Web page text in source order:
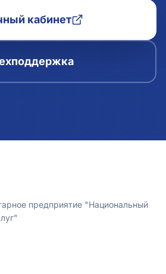
кабинет
предприятие "Национальный